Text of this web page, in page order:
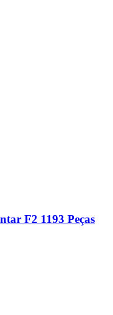
F2 1193 Peças